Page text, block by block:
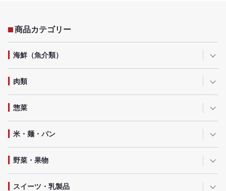
商品カテゴリー
海鮮（魚介類）
肉類
惣菜
米・麺・パン
野菜・果物
スイーツ・乳製品